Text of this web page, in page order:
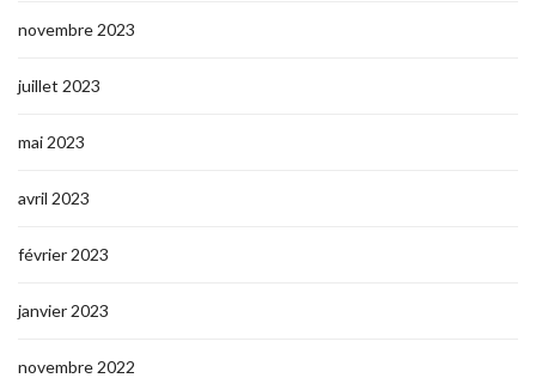
novembre 2023
juillet 2023
mai 2023
avril 2023
février 2023
janvier 2023
novembre 2022